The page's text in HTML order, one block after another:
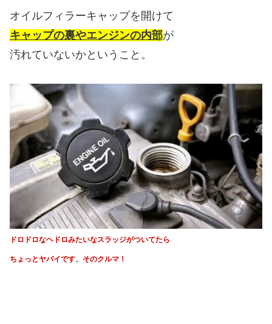
オイルフィラーキャップを開けて
キャップの裏やエンジンの内部が
汚れていないかということ。
ドロドロなヘドロみたいなスラッジがついてたら
ちょっとヤバイです、そのクルマ！